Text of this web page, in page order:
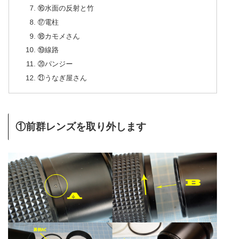
⑯水面の反射と竹
⑰電柱
⑱カモメさん
⑲線路
⑳パンジー
㉑うなぎ屋さん
①前群レンズを取り外します